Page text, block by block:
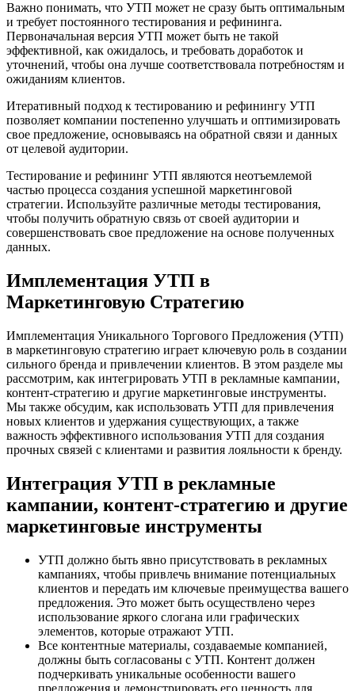
Важно понимать, что УТП может не сразу быть оптимальным
и требует постоянного тестирования и рефининга.
Первоначальная версия УТП может быть не такой
эффективной, как ожидалось, и требовать доработок и
уточнений, чтобы она лучше соответствовала потребностям и
ожиданиям клиентов.
Итеративный подход к тестированию и рефинингу УТП
позволяет компании постепенно улучшать и оптимизировать
свое предложение, основываясь на обратной связи и данных
от целевой аудитории.
Тестирование и рефининг УТП являются неотъемлемой
частью процесса создания успешной маркетинговой
стратегии. Используйте различные методы тестирования,
чтобы получить обратную связь от своей аудитории и
совершенствовать свое предложение на основе полученных
данных.
Имплементация УТП в
Маркетинговую Стратегию
Имплементация Уникального Торгового Предложения (УТП)
в маркетинговую стратегию играет ключевую роль в создании
сильного бренда и привлечении клиентов. В этом разделе мы
рассмотрим, как интегрировать УТП в рекламные кампании,
контент-стратегию и другие маркетинговые инструменты.
Мы также обсудим, как использовать УТП для привлечения
новых клиентов и удержания существующих, а также
важность эффективного использования УТП для создания
прочных связей с клиентами и развития лояльности к бренду.
Интеграция УТП в рекламные
кампании, контент-стратегию и другие
маркетинговые инструменты
УТП должно быть явно присутствовать в рекламных
кампаниях, чтобы привлечь внимание потенциальных
клиентов и передать им ключевые преимущества вашего
предложения. Это может быть осуществлено через
использование яркого слогана или графических
элементов, которые отражают УТП.
Все контентные материалы, создаваемые компанией,
должны быть согласованы с УТП. Контент должен
подчеркивать уникальные особенности вашего
предложения и демонстрировать его ценность для